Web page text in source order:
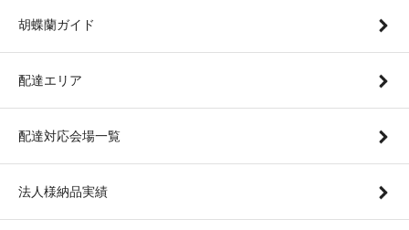
胡蝶蘭ガイド
配達エリア
配達対応会場一覧
法人様納品実績